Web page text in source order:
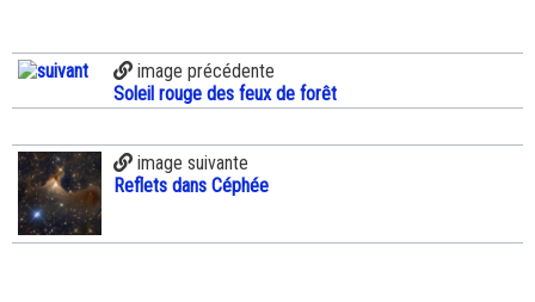
image précédente
Soleil rouge des feux de forêt
image suivante
Reflets dans Céphée